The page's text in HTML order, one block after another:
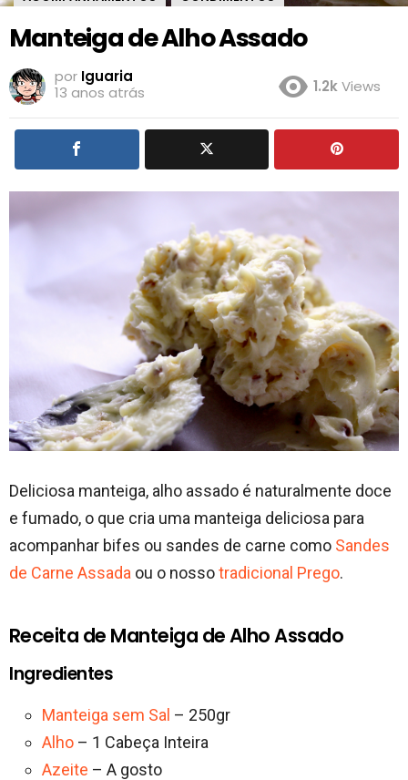
Manteiga de Alho Assado
por Iguaria
13 anos atrás
1.2kViews
Deliciosa manteiga, alho assado é naturalmente doce
e fumado, o que cria uma manteiga deliciosa para
acompanhar bifes ou sandes de carne como Sandes
de Carne Assada ou o nossotradicional Prego.
Receita de Manteiga de Alho Assado
Ingredientes
Manteiga sem Sal – 250gr
Alho – 1 Cabeça Inteira
Azeite – A gosto